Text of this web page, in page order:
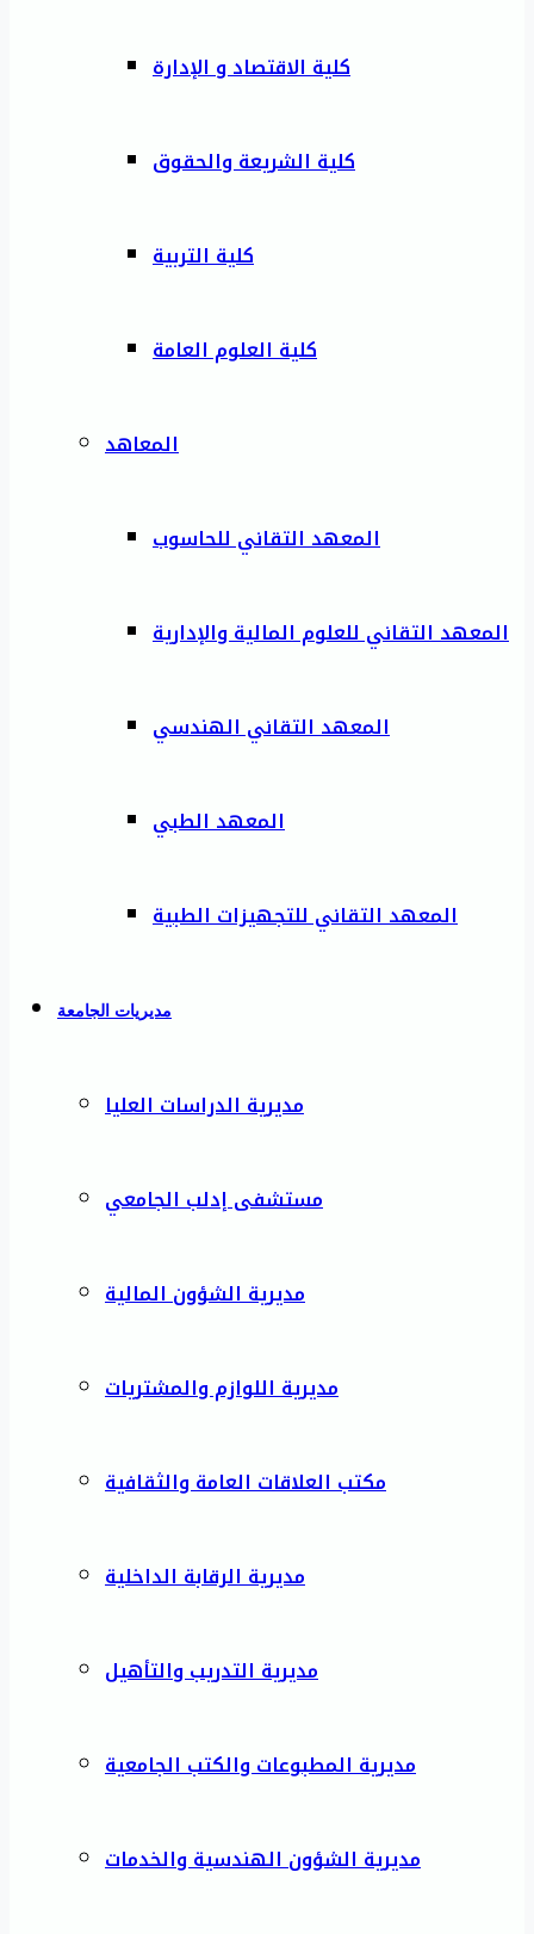
كلية الاقتصاد و الإدارة
كلية الشريعة والحقوق
كلية التربية
كلية العلوم العامة
المعاهد
المعهد التقاني للحاسوب
المعهد التقاني للعلوم المالية والإدارية
المعهد التقاني الهندسي
المعهد الطبي
المعهد التقاني للتجهيزات الطبية
مديريات الجامعة
مديرية الدراسات العليا
مستشفى إدلب الجامعي
مديرية الشؤون المالية
مديرية اللوازم والمشتريات
مكتب العلاقات العامة والثقافية
مديرية الرقابة الداخلية
مديرية التدريب والتأهيل
مديرية المطبوعات والكتب الجامعية
مديرية الشؤون الهندسية والخدمات